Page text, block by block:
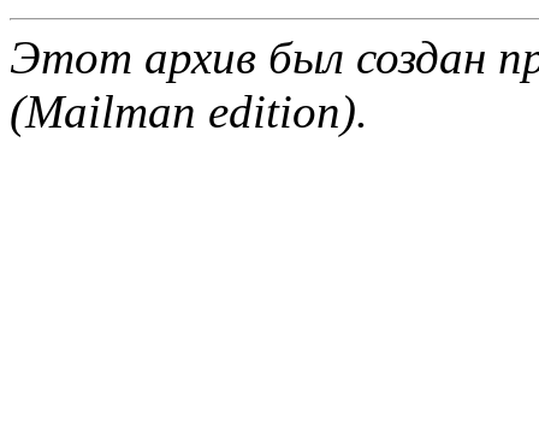
Этот архив был создан
(Mailman edition).